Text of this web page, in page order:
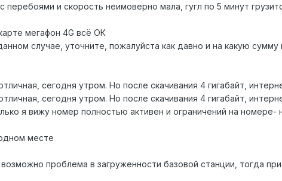
перебоями и скорость неимоверно мала, гугл по 5 минут
мегафон 4G всё ОК
случае, уточните, пожалуйста как давно и на какую
сегодня утром. Но после скачивания 4 гигабайт,
сегодня утром. Но после скачивания 4 гигабайт,
я вижу номер полностью активен и ограничений на
месте
проблема в загруженности базовой станции, тогда